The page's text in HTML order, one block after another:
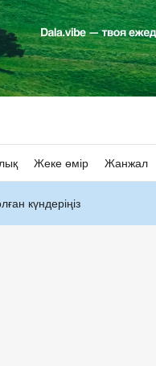
Жеке өмір Жанжал
күндеріңіз